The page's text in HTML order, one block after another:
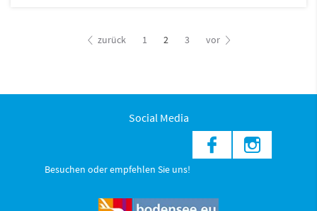
zurück 1 2 3 vor
Social Media
Besuchen oder empfehlen Sie uns!